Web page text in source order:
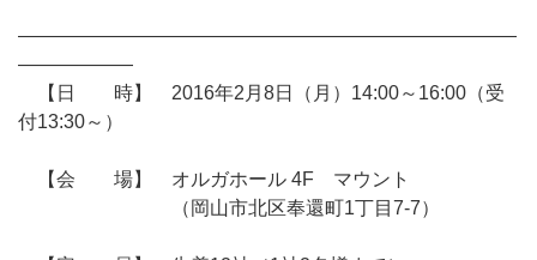
――――――――――――――――――――――――――
――――――
【日 時】 2016年2月8日（月）14:00～16:00（受
付13:30～）
【会 場】 オルガホール 4F マウント
（岡山市北区奉還町1丁目7-7）